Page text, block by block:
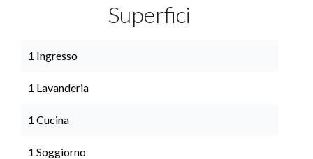
Superfici
1 Ingresso
1 Lavanderia
1 Cucina
1 Soggiorno